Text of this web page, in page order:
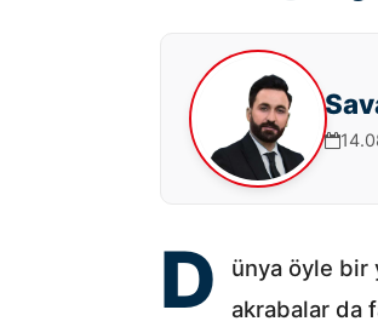
D
ünya öyle bir
akrabalar da